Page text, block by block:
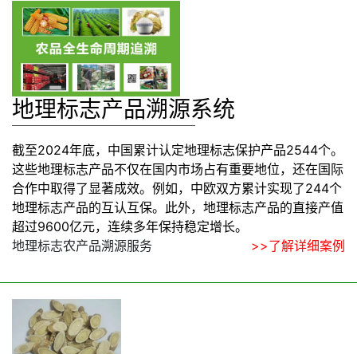
地理标志产品溯源系统
‌截至2024年底，中国累计认定地理标志保护产品2544个‌‌。
这些地理标志产品不仅在国内市场占有重要地位，还在国际
合作中取得了显著成效。例如，中欧双方累计实现了244个
地理标志产品的互认互保‌。此外，地理标志产品的直接产值
超过9600亿元，连续多年保持稳定增长‌。
地理标志农产品溯源服务
>>了解详细案例